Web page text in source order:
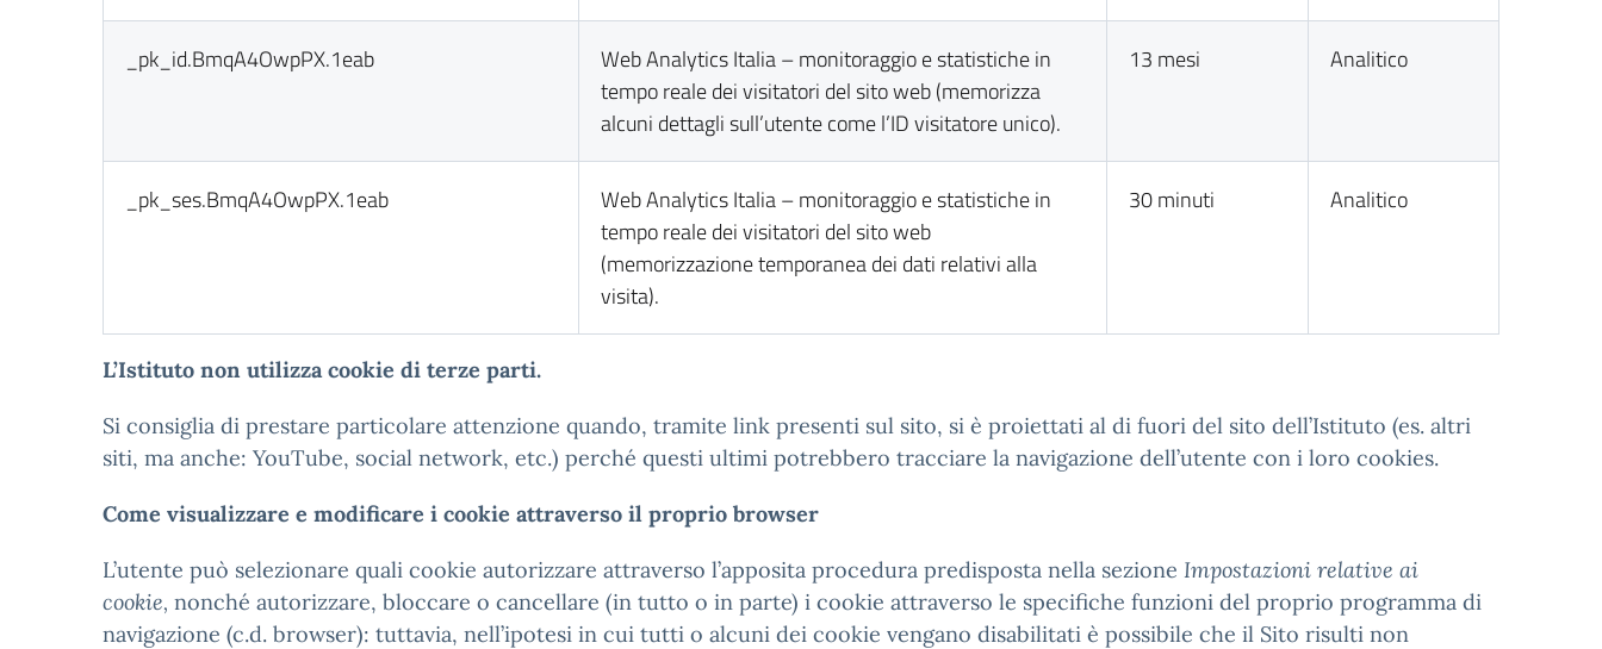
_pk_id.BmqA4OwpPX.1eab
Web Analytics Italia – monitoraggio e statistiche in
tempo reale dei visitatori del sito web (memorizza
alcuni dettagli sull’utente come l’ID visitatore unico).
13 mesi Analitico
_pk_ses.BmqA4OwpPX.1eab
Web Analytics Italia – monitoraggio e statistiche in
tempo reale dei visitatori del sito web
(memorizzazione temporanea dei dati relativi alla
visita).
30 minuti Analitico
L’Istituto non utilizza cookie di terze parti.
Si consiglia di prestare particolare attenzione quando, tramite link presenti sul sito, si è proiettati al di fuori del sito dell’Istituto (es. altri
siti, ma anche: YouTube, social network, etc.) perché questi ultimi potrebbero tracciare la navigazione dell’utente con i loro cookies.
Come visualizzare e modificare i cookie attraverso il proprio browser
L’utente può selezionare quali cookie autorizzare attraverso l’apposita procedura predisposta nella sezione Impostazioni relative ai
cookie, nonché autorizzare, bloccare o cancellare (in tutto o in parte) i cookie attraverso le specifiche funzioni del proprio programma di
navigazione (c.d. browser): tuttavia, nell’ipotesi in cui tutti o alcuni dei cookie vengano disabilitati è possibile che il Sito risulti non